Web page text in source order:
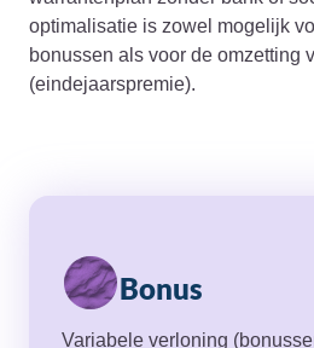
optimalisatie is zowel mogelijk
bonussen als voor de omzetting
(eindejaarspremie).
Bonus
Variabele verloning